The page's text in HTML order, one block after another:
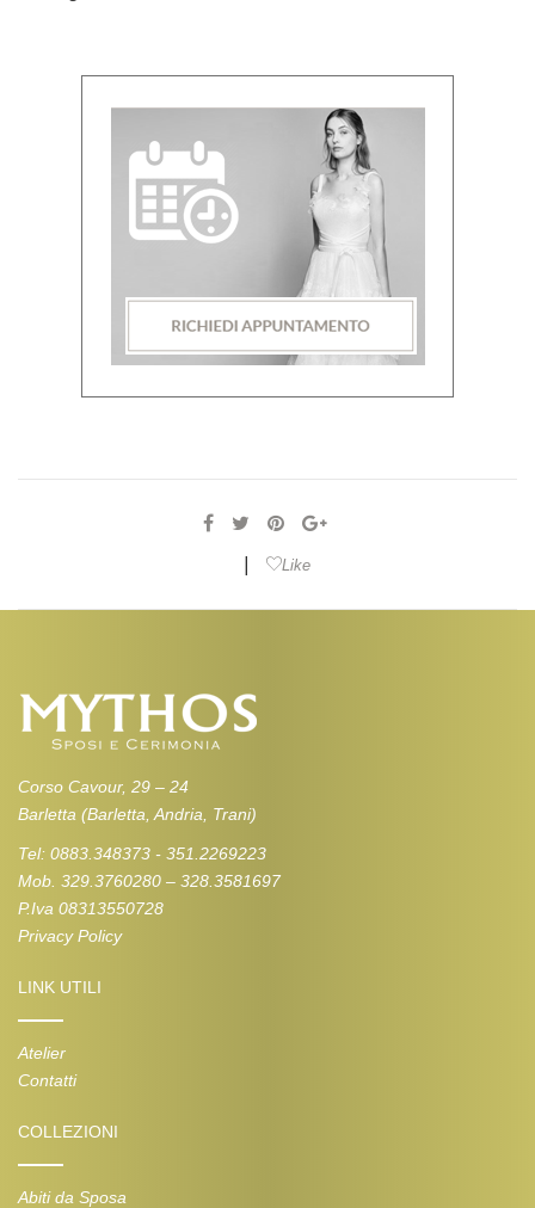
Like
Corso Cavour, 29 – 24
Barletta (Barletta, Andria, Trani)
Tel: 0883.348373 - 351.2269223
Mob. 329.3760280 – 328.3581697
P.Iva 08313550728
Privacy Policy
LINK UTILI
Atelier
Contatti
COLLEZIONI
Abiti da Sposa